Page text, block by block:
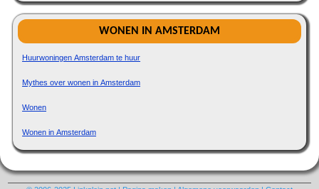
WONEN IN AMSTERDAM
Huurwoningen Amsterdam te huur
Mythes over wonen in Amsterdam
Wonen
Wonen in Amsterdam